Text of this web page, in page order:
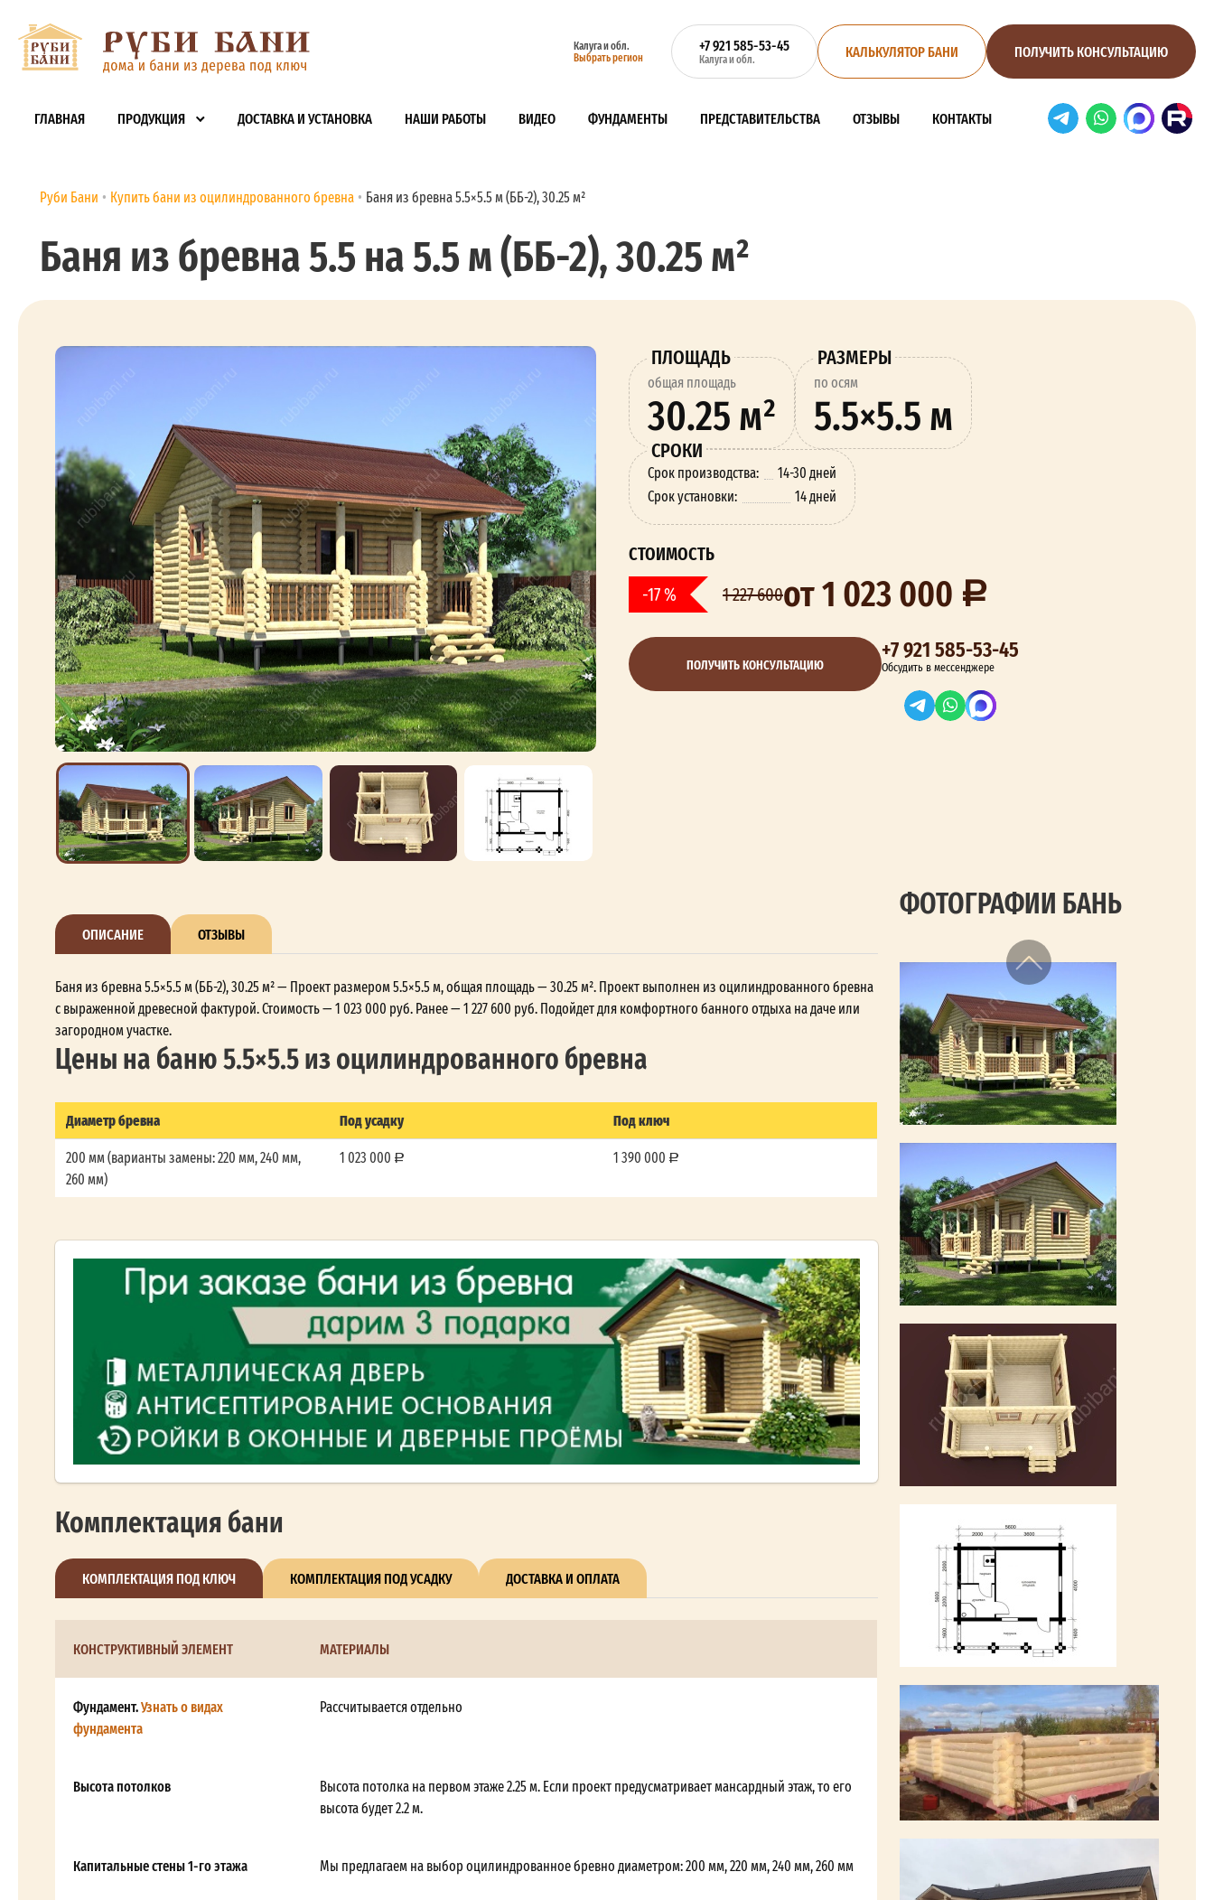
Калуга и обл.
Выбрать регион
+7 921 585-53-45
Калуга и обл. КАЛЬКУЛЯТОР БАНИ ПОЛУЧИТЬ КОНСУЛЬТАЦИЮ
ГЛАВНАЯ ПРОДУКЦИЯ ДОСТАВКА И УСТАНОВКА НАШИ РАБОТЫ ВИДЕО ФУНДАМЕНТЫ ПРЕДСТАВИТЕЛЬСТВА ОТЗЫВЫ КОНТАКТЫ
Руби Бани Купить бани из оцилиндрованного бревна Баня из бревна 5.5×5.5 м (ББ-2), 30.25 м²
Баня из бревна 5.5 на 5.5 м (ББ-2), 30.25 м²
ПЛОЩАДЬ
oбщая площадь
30.25 м²
РАЗМЕРЫ
по осям
5.5×5.5 м
СРОКИ
Срок производства:
14-30 дней
Срок установки:
14 дней
СТОИМОСТЬ
-17 % 1 227 600от 1 023 000
ПОЛУЧИТЬ КОНСУЛЬТАЦИЮ +7 921 585-53-45
Обсудить в мессенджере
ОПИСАНИЕ ОТЗЫВЫ
Баня из бревна 5.5×5.5 м (ББ-2), 30.25 м² — Проект размером 5.5×5.5 м, общая площадь — 30.25 м². Проект выполнен из оцилиндрованного бревна
с выраженной древесной фактурой. Стоимость — 1 023 000 руб. Ранее — 1 227 600 руб. Подойдет для комфортного банного отдыха на даче или
загородном участке.
Цены на баню 5.5×5.5 из оцилиндрованного бревна
Диаметр бревна Под усадку Под ключ
200 мм (варианты замены: 220 мм, 240 мм,
260 мм)
1 023 000 1 390 000
Комплектация бани
КОМПЛЕКТАЦИЯ ПОД КЛЮЧ КОМПЛЕКТАЦИЯ ПОД УСАДКУ ДОСТАВКА И ОПЛАТА
КОНСТРУКТИВНЫЙ ЭЛЕМЕНТ МАТЕРИАЛЫ
Фундамент.Узнать о видах
фундамента
Рассчитывается отдельно
Высота потолков
Высота потолка на первом этаже 2.25 м. Если проект предусматривает мансардный этаж, то его
высота будет 2.2 м.
Капитальные стены 1-го этажа Мы предлагаем на выбор оцилиндрованное бревно диаметром: 200 мм, 220 мм, 240 мм, 260 мм
ФОТОГРАФИИ БАНЬ